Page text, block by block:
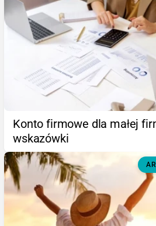
Konto firmowe dla małej
wskazówki